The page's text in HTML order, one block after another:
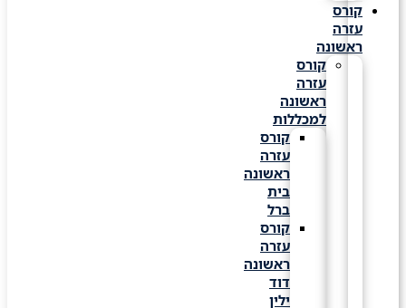
קורס
עזרה
ראשונה
קורס
עזרה
ראשונה
למכללות
קורס
עזרה
ראשונה
קורס
עזרה
ראשונה